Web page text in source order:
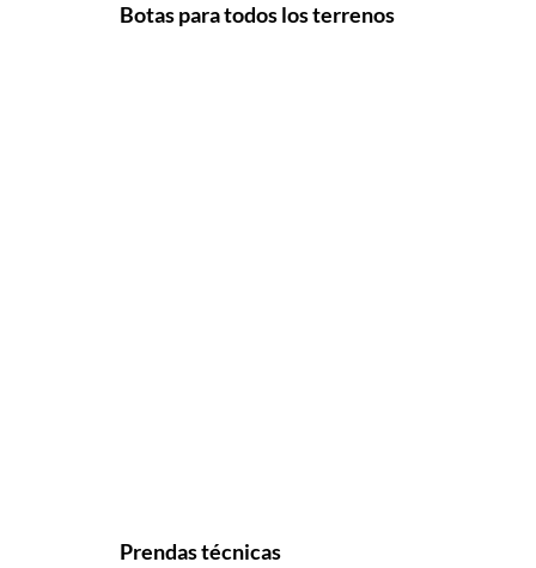
Botas para todos los terrenos
Prendas técnicas